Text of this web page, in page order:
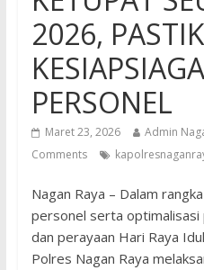
2026,
PERSONEL
Maret 23, 2026 Admin
Comments
Nagan Raya – Dalam
personel serta optimalisasi
dan perayaan Hari Raya
Polres Nagan Raya